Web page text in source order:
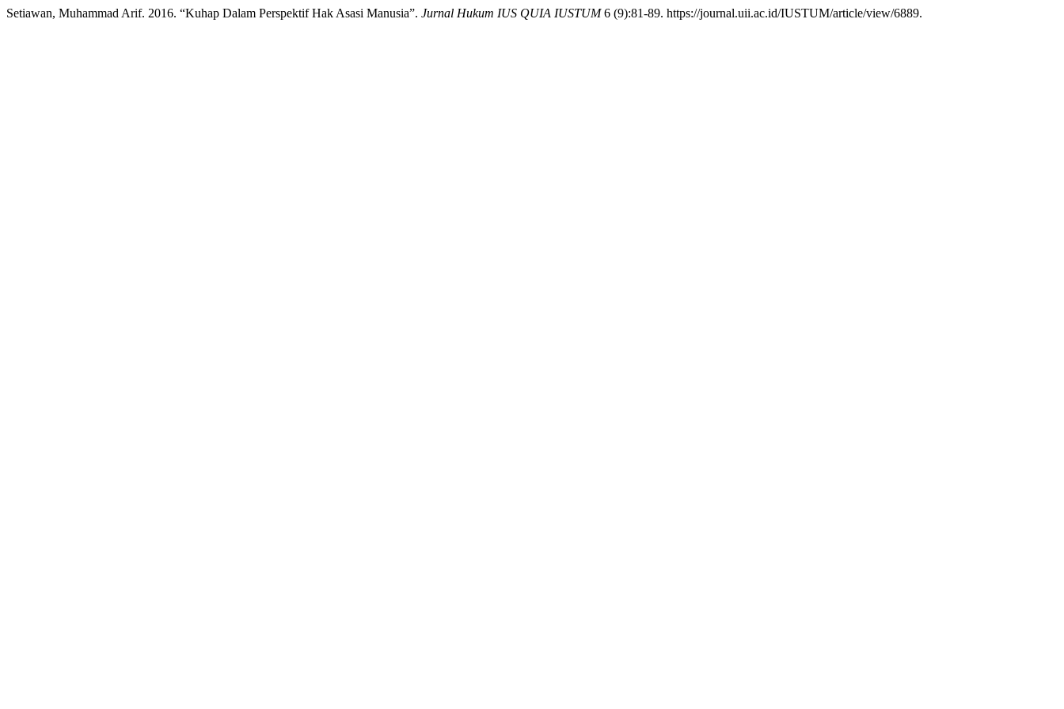
Setiawan, Muhammad Arif. 2016. “Kuhap Dalam Perspektif Hak Asasi Manusia”. Jurnal Hukum IUS QUIA IUSTUM6 (9):81-89. https://journal.uii.ac.id/IUSTUM/article/view/6889.